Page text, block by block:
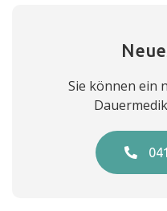
Sie können ein